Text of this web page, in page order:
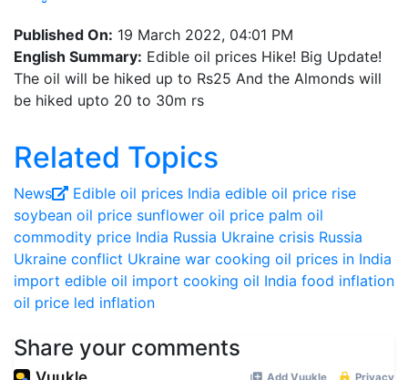
English Summary:Edible oil prices Hike! Big Update!
The oil will be hiked up to Rs25 And the Almonds will
be hiked upto 20 to 30m rs
Related Topics
News Edible oil prices India
soybean oil price sunflower oil price palm oil
commodity price India Russia Ukraine crisis Russia
Ukraine conflict Ukraine war cooking oil prices in India
import edible oil import cooking oil India food inflation
oil price led inflation